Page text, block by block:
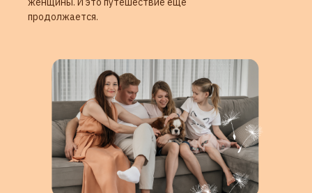
продолжается.
ОТВЕТЫ НА ВАШИ ВОПРОСЫ